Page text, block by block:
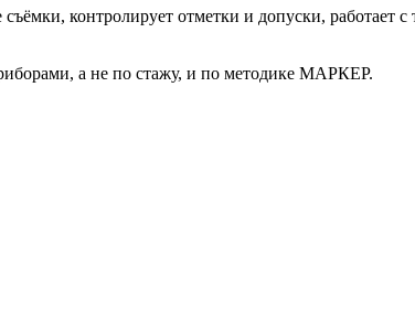
контролирует отметки и допуски, работает с
а не по стажу, и по методике МАРКЕР.